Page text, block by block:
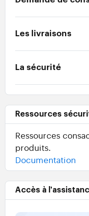
Les livraisons
La sécurité
Ressources
Ressources
produits.
Documentation
Accès à